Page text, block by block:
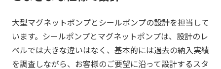
大型マグネットポンプとシールポンプの設計を担当して
います。シールポンプとマグネットポンプは、設計のレ
ベルでは大きな違いはなく、基本的には過去の納入実績
を調査しながら、お客様のご要望に沿って設計するスタ